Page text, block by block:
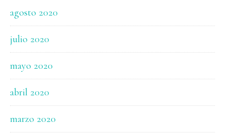
agosto 2020
julio 2020
mayo 2020
abril 2020
marzo 2020